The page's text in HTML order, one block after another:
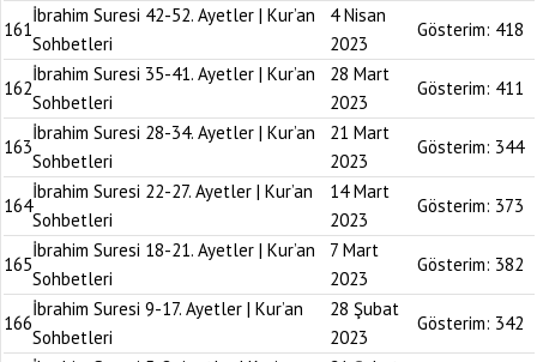
161
İbrahim Suresi 42-52. Ayetler | Kur’an
Sohbetleri
4 Nisan
2023
Gösterim: 418
162
İbrahim Suresi 35-41. Ayetler | Kur’an
Sohbetleri
28 Mart
2023
Gösterim: 411
163
İbrahim Suresi 28-34. Ayetler | Kur’an
Sohbetleri
21 Mart
2023
Gösterim: 344
164
İbrahim Suresi 22-27. Ayetler | Kur’an
Sohbetleri
14 Mart
2023
Gösterim: 373
165
İbrahim Suresi 18-21. Ayetler | Kur’an
Sohbetleri
7 Mart
2023
Gösterim: 382
166
İbrahim Suresi 9-17. Ayetler | Kur’an
Sohbetleri
28 Şubat
2023
Gösterim: 342